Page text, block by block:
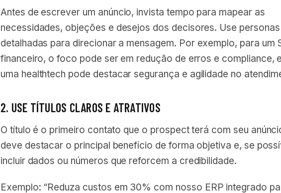
Antes de escrever um anúncio, invista tempo para mapear as
necessidades, objeções e desejos dos decisores. Use personas
detalhadas para direcionar a mensagem. Por exemplo, para um
financeiro, o foco pode ser em redução de erros e compliance,
uma healthtech pode destacar segurança e agilidade no
2. USE TÍTULOS CLAROS E ATRATIVOS
O título é o primeiro contato que o prospect terá com seu
deve destacar o principal benefício de forma objetiva e, se
incluir dados ou números que reforcem a credibilidade.
Exemplo: “Reduza custos em 30% com nosso ERP integrado